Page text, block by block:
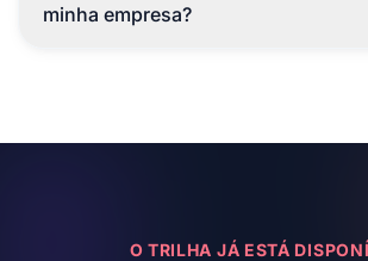
minha empresa?
O TRILHA JÁ ESTÁ